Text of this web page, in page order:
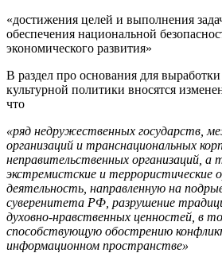
«достижения целей и выполнения
обеспечения национальной
экономического развития»
В раздел про основания для выработки
культурной политики вносятся
что
«ряд недружественных государств,
организаций и транснациональных
неправительственных организаций, а
экстремистские и террористические
деятельность, направленную на
суверенитета РФ, разрушение
духовно-нравственных ценностей, в
способствующую обострению
информационном пространстве»